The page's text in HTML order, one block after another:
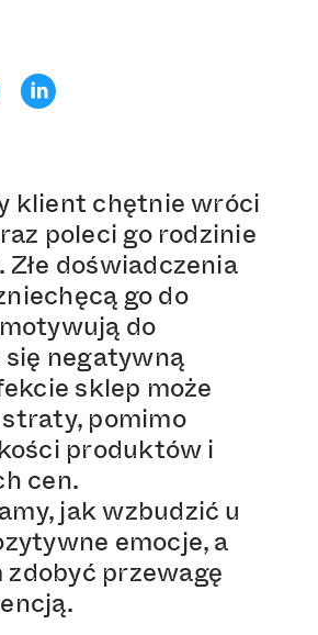
klient chętnie wróci
poleci go rodzinie
Złe doświadczenia
go do
do
się negatywną
sklep może
pomimo
produktów i
cen.
jak wzbudzić u
emocje, a
zdobyć przewagę